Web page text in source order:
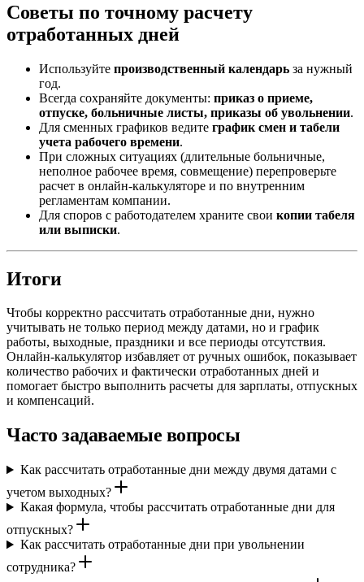
Советы по точному расчету
отработанных дней
Используйте производственный календарь за нужный
год.
Всегда сохраняйте документы: приказ о приеме,
отпуске, больничные листы, приказы об увольнении.
Для сменных графиков ведите график смен и табели
учета рабочего времени.
При сложных ситуациях (длительные больничные,
неполное рабочее время, совмещение) перепроверьте
расчет в онлайн‑калькуляторе и по внутренним
регламентам компании.
Для споров с работодателем храните свои копии табеля
или выписки.
Итоги
Чтобы корректно рассчитать отработанные дни, нужно
учитывать не только период между датами, но и график
работы, выходные, праздники и все периоды отсутствия.
Онлайн‑калькулятор избавляет от ручных ошибок, показывает
количество рабочих и фактически отработанных дней и
помогает быстро выполнить расчеты для зарплаты, отпускных
и компенсаций.
Часто задаваемые вопросы
Как рассчитать отработанные дни между двумя датами с
учетом выходных?
Какая формула, чтобы рассчитать отработанные дни для
отпускных?
Как рассчитать отработанные дни при увольнении
сотрудника?